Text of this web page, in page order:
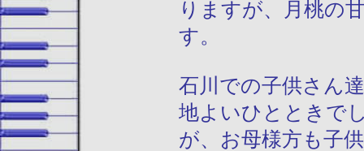
りますが、月桃の
す。
石川での子供さん
地よいひとときで
が、お母様方も子